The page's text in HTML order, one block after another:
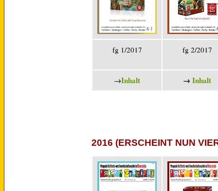
fg 1/2017 fg 2/2017
→Inhalt → Inhalt
2016 (ERSCHEINT NUN